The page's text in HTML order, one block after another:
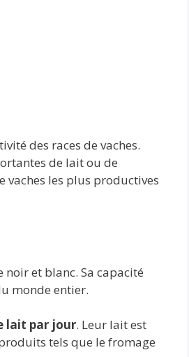
des races de vaches.
de lait ou de
vaches les plus productives
et blanc. Sa capacité
monde entier.
lait par jour. Leur lait est
tels que le fromage